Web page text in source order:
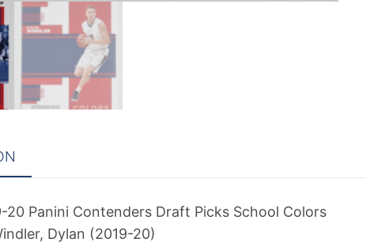
20 Panini Contenders Draft Picks School Colors
Dylan (2019-20)